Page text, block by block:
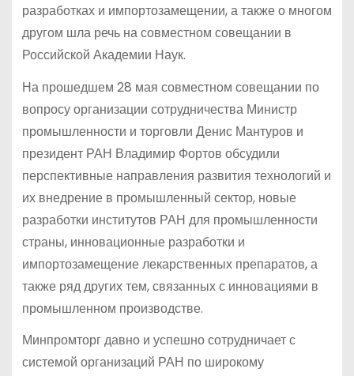
разработках и импортозамещении, а также о многом
другом шла речь на совместном совещании в
Российской Академии Наук.
На прошедшем 28 мая совместном совещании по
вопросу организации сотрудничества Министр
промышленности и торговли Денис Мантуров и
президент РАН Владимир Фортов обсудили
перспективные направления развития технологий и
их внедрение в промышленный сектор, новые
разработки институтов РАН для промышленности
страны, инновационные разработки и
импортозамещение лекарственных препаратов, а
также ряд других тем, связанных с инновациями в
промышленном производстве.
Минпромторг давно и успешно сотрудничает с
системой организаций РАН по широкому